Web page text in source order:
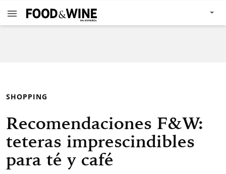
SHOPPING
Recomendaciones F&W:
teteras imprescindibles
para té y café